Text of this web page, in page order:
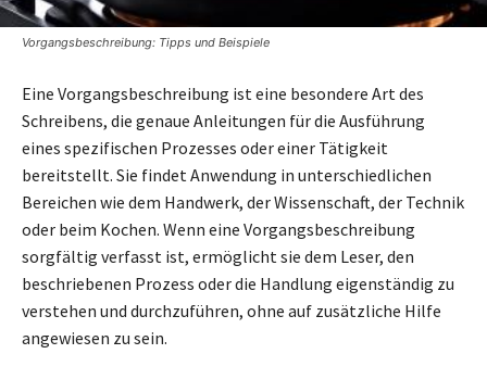
Vorgangsbeschreibung: Tipps und Beispiele
Eine Vorgangsbeschreibung ist eine besondere Art des
Schreibens, die genaue Anleitungen für die Ausführung
eines spezifischen Prozesses oder einer Tätigkeit
bereitstellt. Sie findet Anwendung in unterschiedlichen
Bereichen wie dem Handwerk, der Wissenschaft, der Technik
oder beim Kochen. Wenn eine Vorgangsbeschreibung
sorgfältig verfasst ist, ermöglicht sie dem Leser, den
beschriebenen Prozess oder die Handlung eigenständig zu
verstehen und durchzuführen, ohne auf zusätzliche Hilfe
angewiesen zu sein.